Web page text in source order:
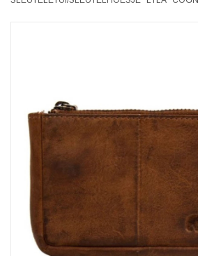
Veronese Design
Giftware & Lifestyle &
Bezoek ons
Nieuw